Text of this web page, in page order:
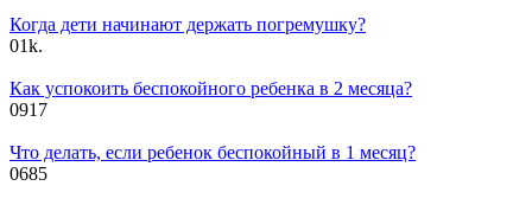
Когда дети начинают держать погремушку?
01k.
Как успокоить беспокойного ребенка в 2 месяца?
0917
Что делать, если ребенок беспокойный в 1 месяц?
0685